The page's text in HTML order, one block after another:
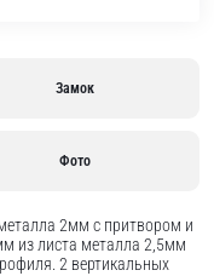
Замок
Фото
2мм с притвором и
из листа металла 2,5мм
2 вертикальных